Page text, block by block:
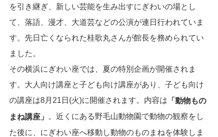
を引き継ぎ、新しい芸能を生み出すにぎわいの場とし
て、落語、漫才、大道芸などの公演が連日行われていま
す。先日亡くなられた桂歌丸さんが館長を務められてい
ました。
その横浜にぎわい座では、夏の特別企画が開催されま
す。大人向け講座と子ども向け講座があり、子ども向け
の講座は8月21日(火)に開催されます。内容は 「動物もの
まね講座」
。近くにある野毛山動物園で動物の観察をし
た後に、にぎわい座へ移動し動物のものまねを体験しま